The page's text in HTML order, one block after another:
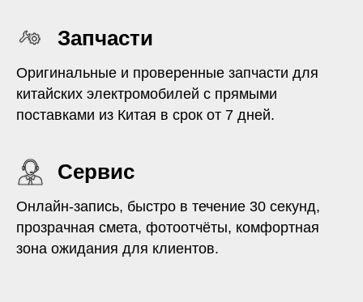
Запчасти
Оригинальные и проверенные запчасти для
китайских электромобилей с прямыми
поставками из Китая в срок от 7 дней.
Сервис
Онлайн-запись, быстро в течение 30 секунд,
прозрачная смета, фотоотчёты, комфортная
зона ожидания для клиентов.